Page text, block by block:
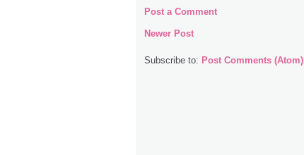
Post a Comment
Newer Post
Subscribe to: Post Comments (Atom)